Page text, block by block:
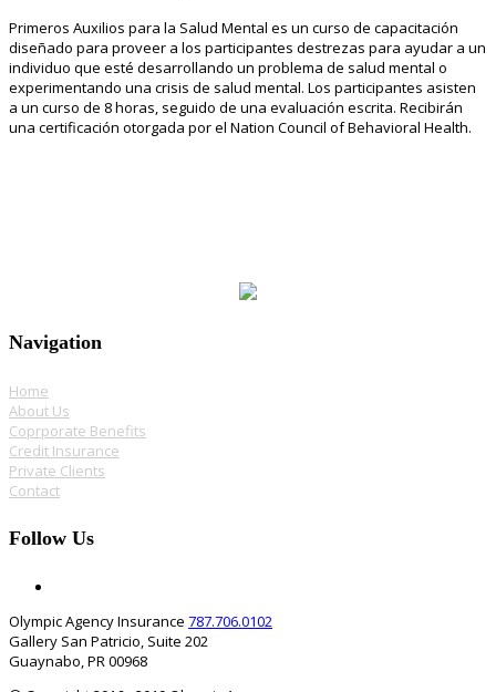
Primeros Auxilios para la Salud Mental es un curso de capacitación
diseñado para proveer a los participantes destrezas para ayudar a un
individuo que esté desarrollando un problema de salud mental o
experimentando una crisis de salud mental. Los participantes asisten
a un curso de 8 horas, seguido de una evaluación escrita. Recibirán
una certificación otorgada por el Nation Council of Behavioral Health.
Navigation
Home
About Us
Coprporate Benefits
Credit Insurance
Private Clients
Contact
Follow Us
Olympic Agency Insurance 787.706.0102
Gallery San Patricio, Suite 202
Guaynabo, PR 00968